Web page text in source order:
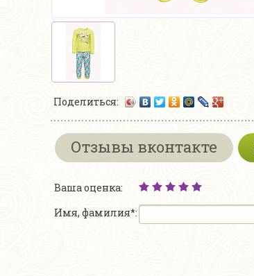
Поделиться:
Отзывы вконтакте
Ваша оценка:
Имя, фамилия*: